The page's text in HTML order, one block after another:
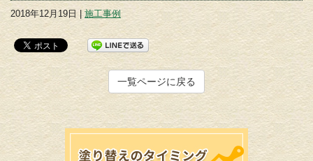
2018年12月19日 | 施工事例
一覧ページに戻る